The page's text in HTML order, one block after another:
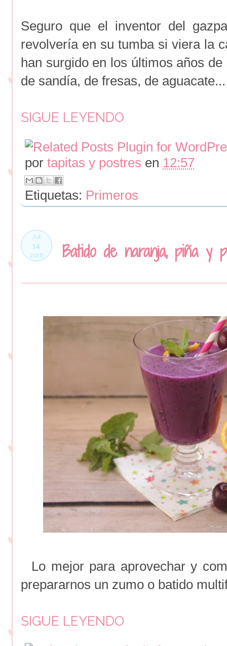
Seguro que el inventor del
revolvería en su tumba si viera la
han surgido en los últimos años
de sandía, de fresas, de
SIGUE LEYENDO
por tapitas y postres en 12:57
Etiquetas: Primeros
Jul
14
2016 Batido de naranja, piña y
Lo mejor para aprovechar y
prepararnos un zumo o batido
SIGUE LEYENDO